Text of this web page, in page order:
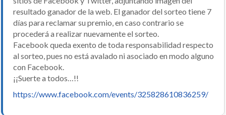
resultado ganador de la web. El ganador del sorteo tiene 7
días para reclamar su premio, en caso contrario se
procederá a realizar nuevamente el sorteo.
Facebook queda exento de toda responsabilidad respecto
al sorteo, pues no está avalado ni asociado en modo alguno
con Facebook.
¡¡Suerte a todos…!!
https://www.facebook.com/events/325828610836259/